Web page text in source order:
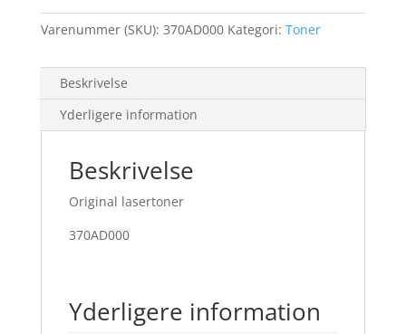
Varenummer (SKU): 370AD000 Kategori: Toner
Beskrivelse
Yderligere information
Beskrivelse
Original lasertoner
370AD000
Yderligere information